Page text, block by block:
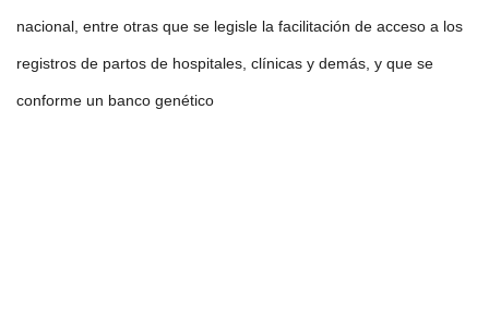
nacional, entre otras que se legisle la facilitación de acceso a los
registros de partos de hospitales, clínicas y demás, y que se
conforme un banco genético